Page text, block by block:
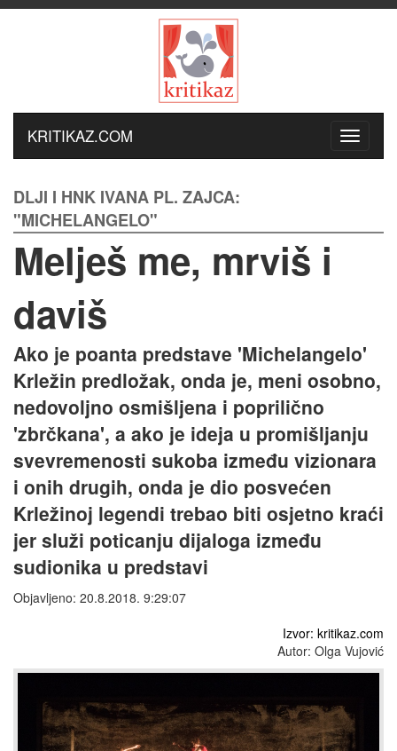
KRITIKAZ.COM
DLJI I HNK IVANA PL. ZAJCA:
"MICHELANGELO"
Melješ me, mrviš i
daviš
Ako je poanta predstave 'Michelangelo'
Krležin predložak, onda je, meni osobno,
nedovoljno osmišljena i poprilično
'zbrčkana', a ako je ideja u promišljanju
svevremenosti sukoba između vizionara
i onih drugih, onda je dio posvećen
Krležinoj legendi trebao biti osjetno kraći
jer služi poticanju dijaloga između
sudionika u predstavi
Objavljeno: 20.8.2018. 9:29:07
Izvor: kritikaz.com
Autor: Olga Vujović